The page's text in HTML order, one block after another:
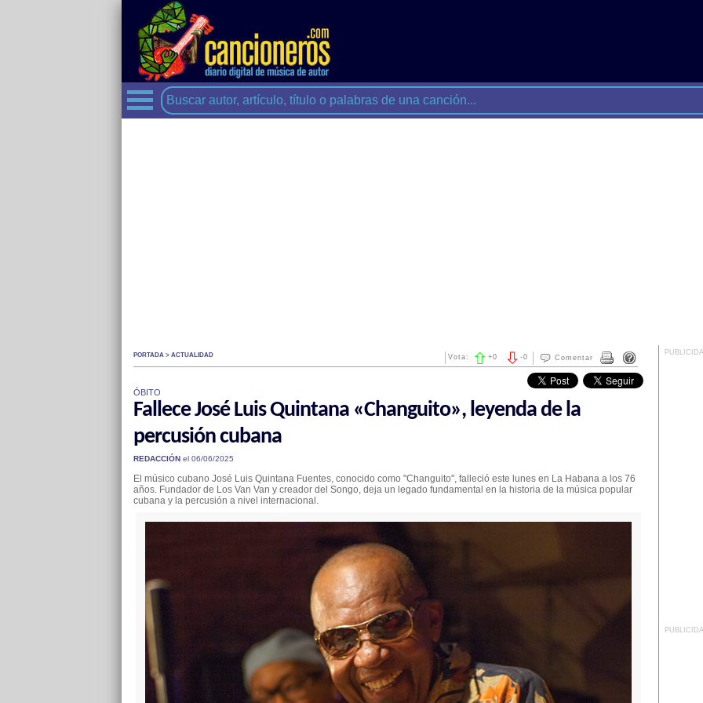
PORTADA > ACTUALIDAD Comentar
-0
Vota: +0
ÓBITO
Fallece José Luis Quintana «Changuito», leyenda de la
percusión cubana
REDACCIÓNel 06/06/2025
El músico cubano José Luis Quintana Fuentes, conocido como "Changuito", falleció este lunes en La Habana a los 76
años. Fundador de Los Van Van y creador del Songo, deja un legado fundamental en la historia de la música popular
cubana y la percusión a nivel internacional.